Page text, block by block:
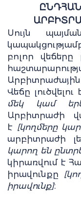
Սույն
բոլոր
Վեճը լուծվելու
մեկ կամ
Արբիտրաժի
է [կողմերը
արբիտրաժի
կարող են
կիրառվում է
իրավունքը
իրավունք]։